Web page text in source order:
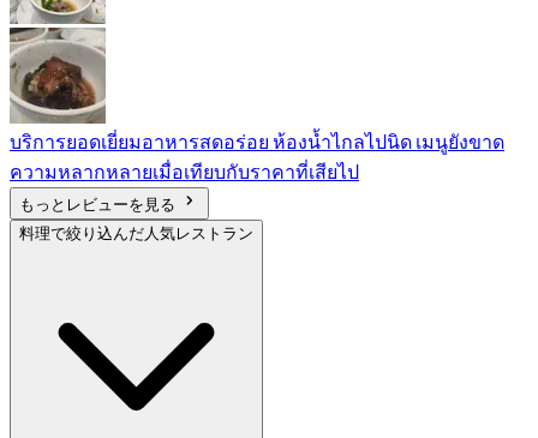
บริการยอดเยี่ยมอาหารสดอร่อย ห้องน้ำไกลไปนิด เมนูยังขาด
ความหลากหลายเมื่อเทียบกับราคาที่เสียไป
もっとレビューを見る
料理で絞り込んだ人気レストラン